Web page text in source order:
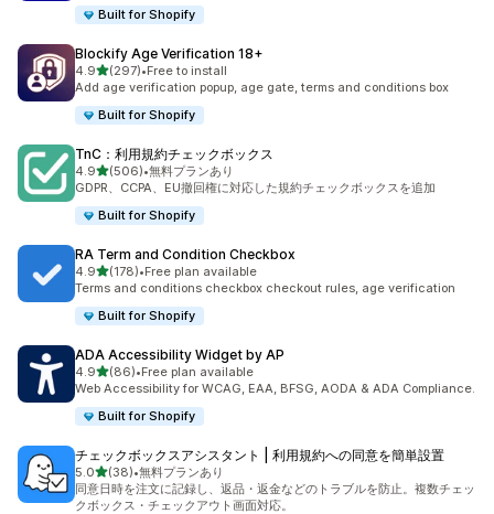
Built for Shopify
Blockify Age Verification 18+
4.95つ星中
(297)
合計レビュー数：297件
•Free to install
Add age verification popup, age gate, terms and conditions box
Built for Shopify
TnC：利用規約チェックボックス
4.95つ星中
(506)
合計レビュー数：506件
•無料プランあり
GDPR、CCPA、EU撤回権に対応した規約チェックボックスを追加
Built for Shopify
RA Term and Condition Checkbox
4.95つ星中
(178)
合計レビュー数：178件
•Free plan available
Terms and conditions checkbox checkout rules, age verification
Built for Shopify
ADA Accessibility Widget by AP
4.95つ星中
(86)
合計レビュー数：86件
•Free plan available
Web Accessibility for WCAG, EAA, BFSG, AODA & ADA Compliance.
Built for Shopify
チェックボックスアシスタント | 利用規約への同意を簡単設置
5.05つ星中
(38)
合計レビュー数：38件
•無料プランあり
同意日時を注文に記録し、返品・返金などのトラブルを防止。複数チェッ
クボックス・チェックアウト画面対応。